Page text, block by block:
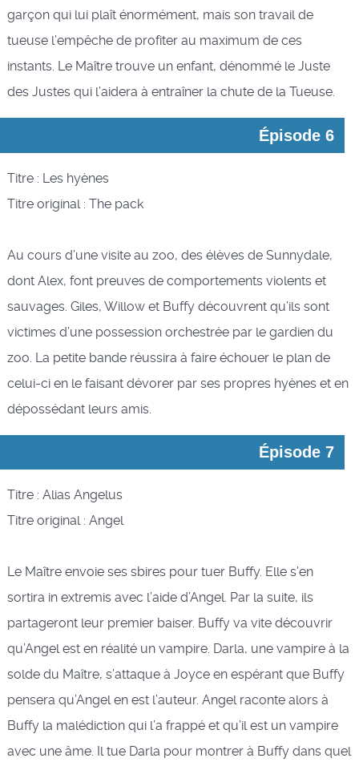
garçon qui lui plaît énormément, mais son travail de
tueuse l’empêche de profiter au maximum de ces
instants. Le Maître trouve un enfant, dénommé le Juste
des Justes qui l’aidera à entraîner la chute de la Tueuse.
Épisode 6
Titre : Les hyènes
Titre original : The pack
Au cours d’une visite au zoo, des élèves de Sunnydale,
dont Alex, font preuves de comportements violents et
sauvages. Giles, Willow et Buffy découvrent qu’ils sont
victimes d’une possession orchestrée par le gardien du
zoo. La petite bande réussira à faire échouer le plan de
celui-ci en le faisant dévorer par ses propres hyènes et en
dépossédant leurs amis.
Épisode 7
Titre : Alias Angelus
Titre original : Angel
Le Maître envoie ses sbires pour tuer Buffy. Elle s’en
sortira in extremis avec l’aide d’Angel. Par la suite, ils
partageront leur premier baiser. Buffy va vite découvrir
qu’Angel est en réalité un vampire. Darla, une vampire à la
solde du Maître, s’attaque à Joyce en espérant que Buffy
pensera qu’Angel en est l’auteur. Angel raconte alors à
Buffy la malédiction qui l’a frappé et qu’il est un vampire
avec une âme. Il tue Darla pour montrer à Buffy dans quel